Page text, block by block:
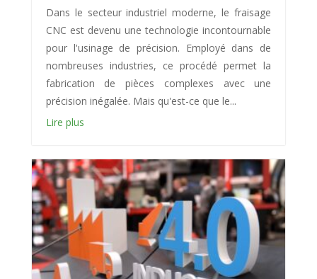
Dans le secteur industriel moderne, le fraisage
CNC est devenu une technologie incontournable
pour l'usinage de précision. Employé dans de
nombreuses industries, ce procédé permet la
fabrication de pièces complexes avec une
précision inégalée. Mais qu'est-ce que le...
Lire plus